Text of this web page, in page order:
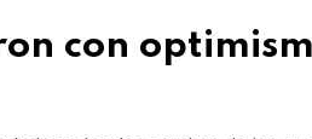
con